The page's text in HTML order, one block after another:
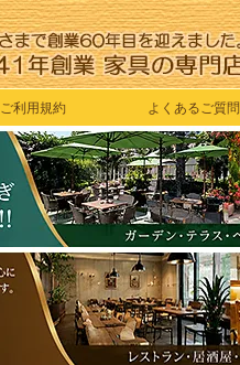
ご利用規約 よくあるご質問